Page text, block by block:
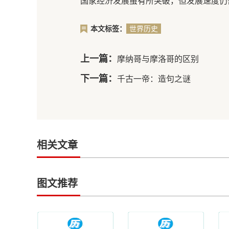
本文标签： 世界历史
上一篇： 摩纳哥与摩洛哥的区别
下一篇： 千古一帝：造句之谜
相关文章
图文推荐